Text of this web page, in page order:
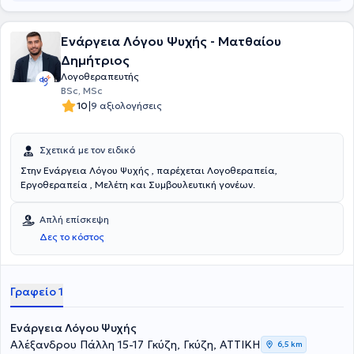
Ενάργεια Λόγου Ψυχής - Ματθαίου
Δημήτριος
Λογοθεραπευτής
BSc, MSc
10|9 αξιολογήσεις
Σχετικά με τον ειδικό
Στην Ενάργεια Λόγου Ψυχής , παρέχεται Λογοθεραπεία,
Εργοθεραπεία , Μελέτη και Συμβουλευτική γονέων.
Απλή επίσκεψη
Δες το κόστος
Γραφείο 1
Ενάργεια Λόγου Ψυχής
Αλέξανδρου Πάλλη 15-17 Γκύζη, Γκύζη, ΑΤΤΙΚΗ
6,5 km